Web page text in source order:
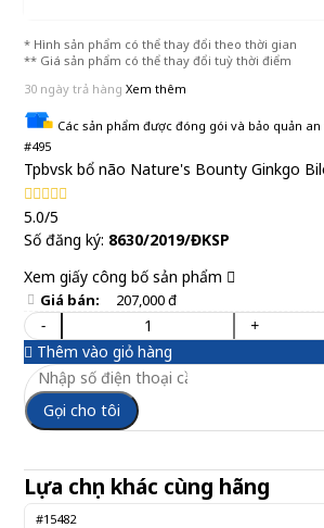
* Hình sản phẩm có thể thay đổi theo thời gian
** Giá sản phẩm có thể thay đổi tuỳ thời điểm
30 ngày trả hàng Xem thêm
Các sản phẩm được đóng gói và bảo quản an
#495
Tpbvsk bổ não Nature's Bounty Ginkgo
5.0/5
Số đăng ký: 8630/2019/ĐKSP
Xem giấy công bố sản phẩm
Giá bán: 207,000 đ
-
+
Thêm vào giỏ hàng
Gọi cho tôi
Lựa chọn khác cùng hãng
#15482